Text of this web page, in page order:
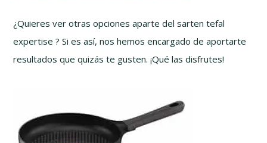
¿Quieres ver otras opciones aparte del sarten tefal
expertise ? Si es así, nos hemos encargado de aportarte
resultados que quizás te gusten. ¡Qué las disfrutes!